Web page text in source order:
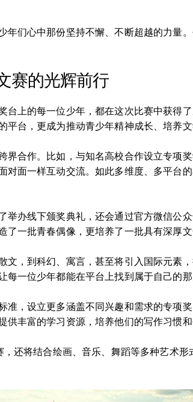
年们心中那份坚持不懈、不断超越的力量
赛的光辉前行
台上的每一位少年，都在这次比赛中获得
台，更成为推动青少年精神成长、培养文
合作。比如，与知名高校合作设立专项
对面一样互动交流。如此多维度、多平台
举办线下颁奖典礼，还会通过官方微信公
一批青春偶像，更培养了一批具有深厚文
文，到科幻、寓言，甚至将引入国际元素
一位少年都能在平台上找到属于自己的
准，设立更多涵盖不同兴趣和需求的专项
丰富的学习资源，培养他们的写作习惯和
还将结合绘画、音乐、舞蹈等多种艺术